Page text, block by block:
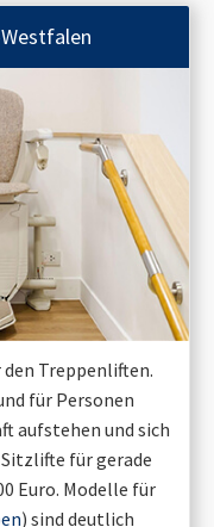
Treppenliften.
für Personen
aufstehen und sich
für gerade
Euro. Modelle für
) sind deutlich